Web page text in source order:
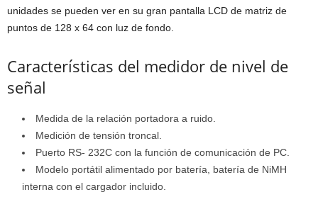
unidades se pueden ver en su gran pantalla LCD de matriz de
puntos de 128 x 64 con luz de fondo.
Características del medidor de nivel de
señal
Medida de la relación portadora a ruido.
Medición de tensión troncal.
Puerto RS- 232C con la función de comunicación de PC.
Modelo portátil alimentado por batería, batería de NiMH
interna con el cargador incluido.